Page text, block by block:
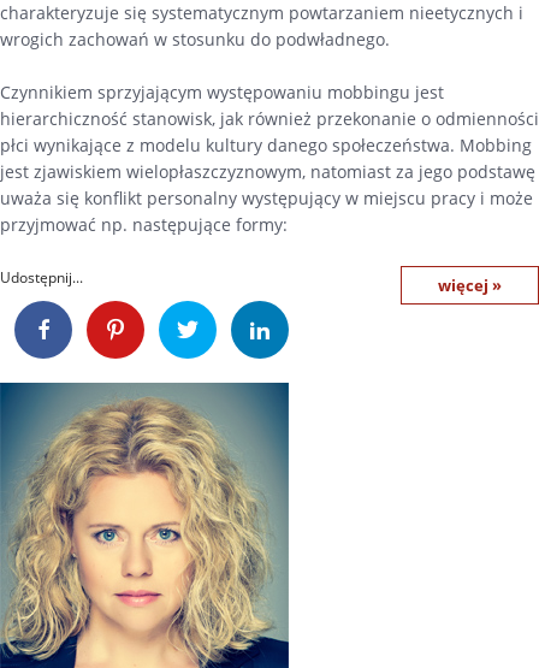
charakteryzuje się systematycznym powtarzaniem nieetycznych i
wrogich zachowań w stosunku do podwładnego.
Czynnikiem sprzyjającym występowaniu mobbingu jest
hierarchiczność stanowisk, jak również przekonanie o odmienności
płci wynikające z modelu kultury danego społeczeństwa. Mobbing
jest zjawiskiem wielopłaszczyznowym, natomiast za jego podstawę
uważa się konflikt personalny występujący w miejscu pracy i może
przyjmować np. następujące formy:
więcej
Udostępnij...